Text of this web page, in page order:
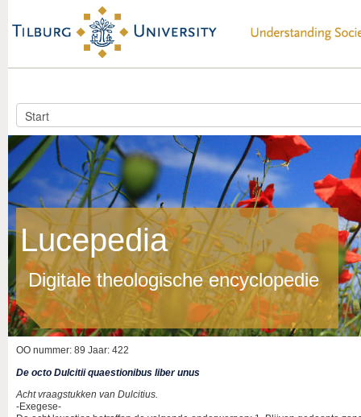
Lucepedia
Digitale theologische encyclopedie
OO nummer: 89 Jaar: 422
De octo Dulcitii quaestionibus liber unus
Acht vraagstukken van Dulcitius.
-Exegese-